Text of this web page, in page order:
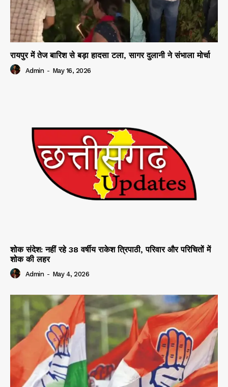
रायपुर में तेज बारिश से बड़ा हादसा टला, सागर दुलानी ने संभाला मोर्चा
Admin - May 16, 2026
शोक संदेश: नहीं रहे 38 वर्षीय राकेश त्रिपाठी, परिवार और परिचितों में
शोक की लहर
Admin - May 4, 2026